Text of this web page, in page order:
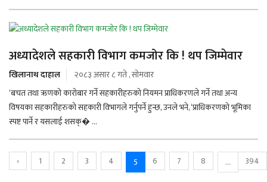
अध्यादेशले सहकारी विभाग कमजोर कि ! थप जिम्मेवार
खिलानाथ दाहाल
२०८३ असार ८ गते , सोमवार
‘बचत तथा ऋणको कारोबार गर्ने सहकारीहरुको नियमन प्राधिकरणले गर्ने तथा अन्य
विषयका सहकारीहरुको सहकारी विभागले गर्नुपर्ने हुन्छ, उनले भने, ‘प्राधिकरणको भूमिका
स्पष्ट पार्ने र यसलाई शसक्� ...
‹ 1 2 3 4 5 6 7 8 ... 394